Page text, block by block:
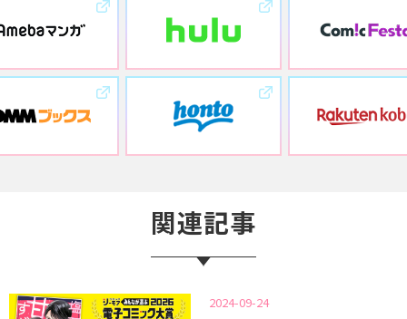
関連記事
2024-09-24